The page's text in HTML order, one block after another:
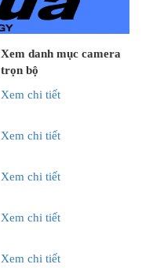
Xem danh mục camera
trọn bộ
Xem chi tiết
Xem chi tiết
Xem chi tiết
Xem chi tiết
Xem chi tiết